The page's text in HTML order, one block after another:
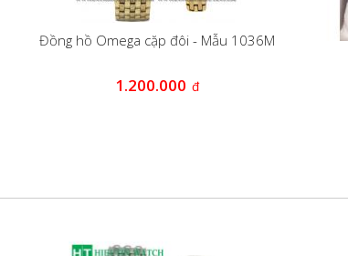
Đồng hồ Omega cặp đôi - Mẫu 1036M
1.200.000 đ